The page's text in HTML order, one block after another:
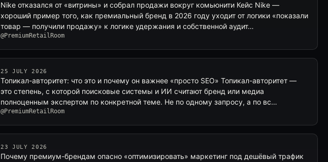
Nike отказался от «витрины» и собрал продажи вокруг комьюнити Кейс Nike —
хороший пример того, как премиальный бренд в 2026 году уходит от логики «показали
товар — получили продажу» к логике удержания и собственной аудит…
@PremiumRetailRoom
25 JULY 2026
Топикал-авторитет: что это и почему он важнее «просто SEO» Топикал-авторитет —
это степень, с которой поисковые системы и ИИ считают бренд или медиа
полноценным экспертом по конкретной теме. Не по одному запросу, а по вс…
@PremiumRetailRoom
23 JULY 2026
Почему премиум-брендам опасно «оптимизировать» маркетинг под дешёвый трафик